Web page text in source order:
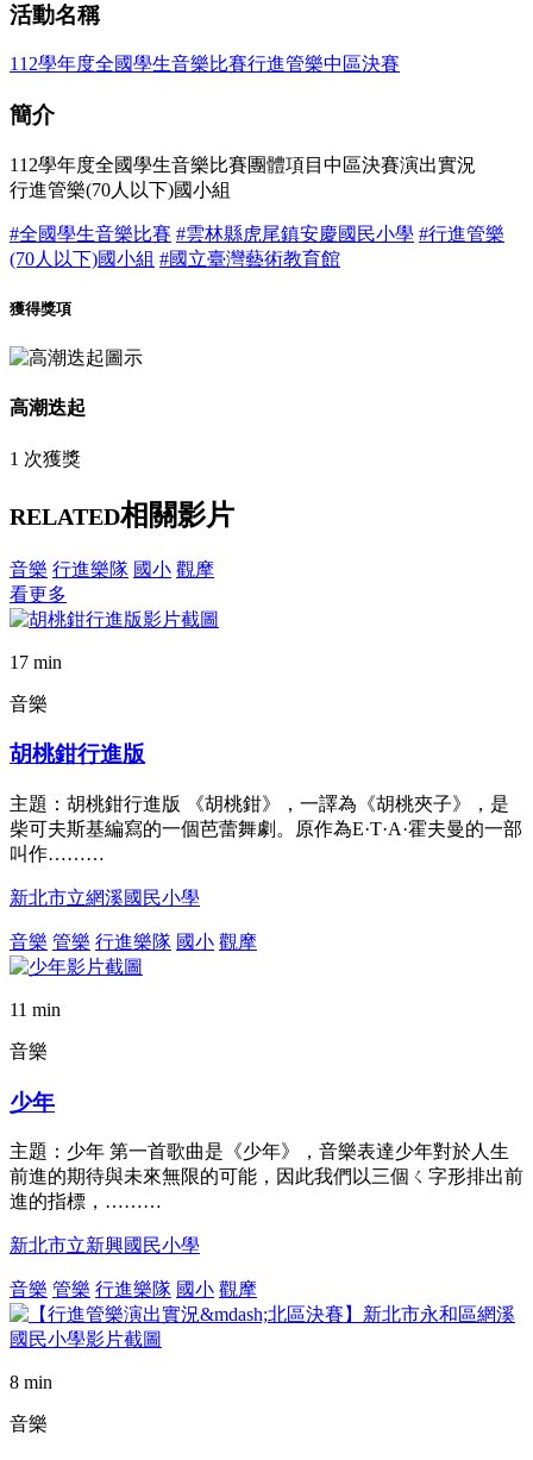
活動名稱
112學年度全國學生音樂比賽行進管樂中區決賽
簡介
112學年度全國學生音樂比賽團體項目中區決賽演出實況
行進管樂(70人以下)國小組
#全國學生音樂比賽 #雲林縣虎尾鎮安慶國民小學 #行進管樂
(70人以下)國小組 #國立臺灣藝術教育館
獲得獎項
高潮迭起
1 次獲獎
RELATED相關影片
音樂 行進樂隊 國小 觀摩
看更多
17 min
音樂
胡桃鉗行進版
主題：胡桃鉗行進版 《胡桃鉗》，一譯為《胡桃夾子》，是
柴可夫斯基編寫的一個芭蕾舞劇。原作為E·T·A·霍夫曼的一部
叫作………
新北市立網溪國民小學
音樂 管樂 行進樂隊 國小 觀摩
11 min
音樂
少年
主題：少年 第一首歌曲是《少年》，音樂表達少年對於人生
前進的期待與未來無限的可能，因此我們以三個ㄑ字形排出前
進的指標，………
新北市立新興國民小學
音樂 管樂 行進樂隊 國小 觀摩
8 min
音樂